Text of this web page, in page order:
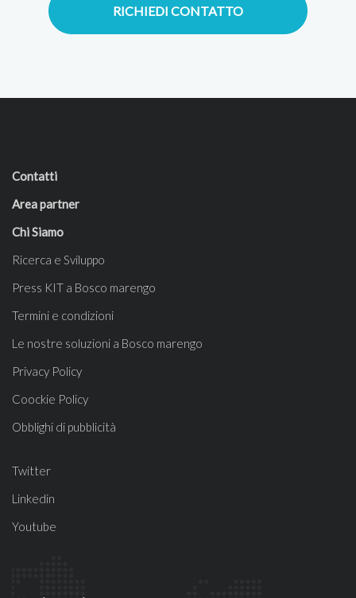
RICHIEDI CONTATTO
Contatti
Area partner
Chi Siamo
Ricerca e Sviluppo
Press KIT a Bosco marengo
Termini e condizioni
Le nostre soluzioni a Bosco marengo
Privacy Policy
Coockie Policy
Obblighi di pubblicità
Twitter
Linkedin
Youtube